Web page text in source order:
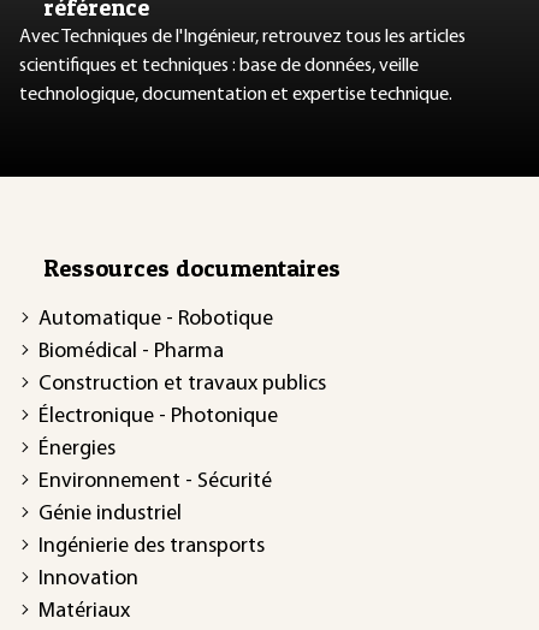
référence
Avec Techniques de l'Ingénieur, retrouvez tous les articles
scientifiques et techniques : base de données, veille
technologique, documentation et expertise technique.
Ressources documentaires
Automatique - Robotique
Biomédical - Pharma
Construction et travaux publics
Électronique - Photonique
Énergies
Environnement - Sécurité
Génie industriel
Ingénierie des transports
Innovation
Matériaux